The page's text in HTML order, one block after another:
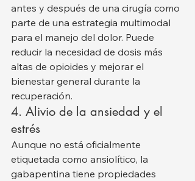
antes y después de una cirugía como
parte de una estrategia multimodal
para el manejo del dolor. Puede
reducir la necesidad de dosis más
altas de opioides y mejorar el
bienestar general durante la
recuperación.
4. Alivio de la ansiedad y el
estrés
Aunque no está oficialmente
etiquetada como ansiolítico, la
gabapentina tiene propiedades